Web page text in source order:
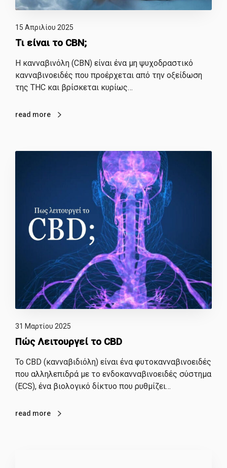
15 Απριλίου 2025
Τι είναι το CBN;
​Η κανναβινόλη (CBN) είναι ένα μη ψυχοδραστικό
κανναβινοειδές που προέρχεται από την οξείδωση
της THC και βρίσκεται κυρίως…
read more
31 Μαρτίου 2025
Πώς Λειτουργεί το CBD
Το CBD (κανναβιδιόλη) είναι ένα φυτοκανναβινοειδές
που αλληλεπιδρά με το ενδοκανναβινοειδές σύστημα
(ECS), ένα βιολογικό δίκτυο που ρυθμίζει…
read more